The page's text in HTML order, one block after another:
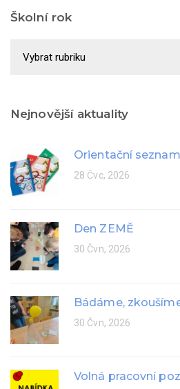
Školní rok
Nejnovější aktuality
Orientační
28 Čvc, 2026
Den ZEMĚ
30 Čvn, 2026
Bádáme,
30 Čvn, 2026
Volná pracovní